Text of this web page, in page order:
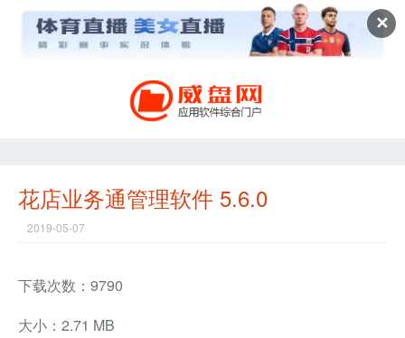
✕
花店业务通管理软件 5.6.0
2019-05-07
下载次数：9790
大小：2.71 MB